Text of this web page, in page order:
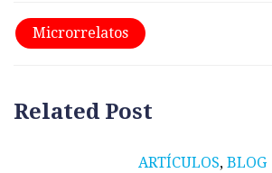
Microrrelatos
Related Post
ARTÍCULOS, BLOG